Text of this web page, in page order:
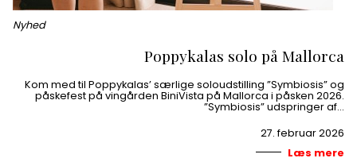
Nyhed
Poppykalas solo på Mallorca
Kom med til Poppykalas’ særlige soloudstilling ”Symbiosis” og
påskefest på vingården BiniVista på Mallorca i påsken 2026.
”Symbiosis” udspringer af…
27. februar 2026
Læs mere